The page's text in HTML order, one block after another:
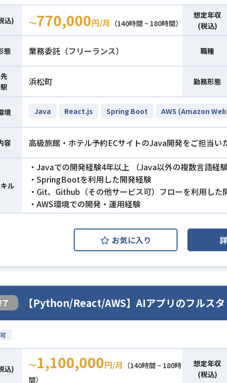
込) 〜770,000円/月 （140時間 ~ 180時間）
想定年収
(税込)
態 業務委託（フリーランス） 職種
浜松町 勤務形態
境 Java React.js Spring Boot AWS (Amazon
容 高級旅館・ホテル予約ECサイトのJava開発をご担当い
ル
・Javaでの開発経験4年以上 （Java以外の複数言語経
・SpringBootを利用した開発経験
・Git、Github（その他サービス可）フローを利用した
・AWS環境での開発・運用経験
お気に入り
【Python/React/AWS】AIアプリのフルス
込) 〜1,100,000円/月 （140時間 ~ 180時
間）
想定年収
(税込)